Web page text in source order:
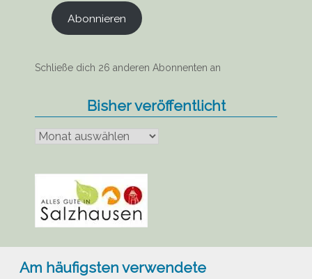
Abonnieren
Schließe dich 26 anderen Abonnenten an
Bisher veröffentlicht
veröffentlicht
Am häufigsten verwendete